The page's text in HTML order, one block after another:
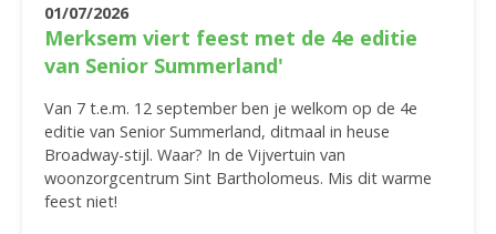
01/07/2026
Merksem viert feest met de 4e editie
van Senior Summerland'
Van 7 t.e.m. 12 september ben je welkom op de 4e
editie van Senior Summerland, ditmaal in heuse
Broadway-stijl. Waar? In de Vijvertuin van
woonzorgcentrum Sint Bartholomeus. Mis dit warme
feest niet!